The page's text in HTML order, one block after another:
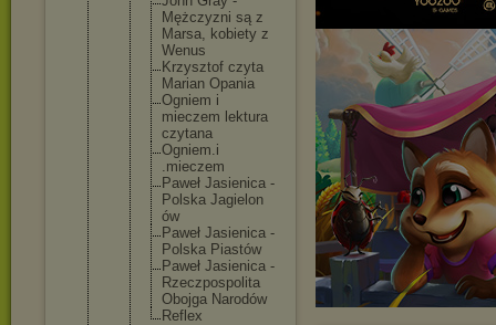
Mężczyzni są z
Marsa, kobiety z
Wenus
Krzysztof czyta
Marian Opania
Ogniem i
mieczem lektura
czytana
Ogniem.i
.mieczem
Paweł Jasienica -
Polska Jagielon
ów
Paweł Jasienica -
Polska Piastów
Paweł Jasienica -
Rzeczpospolita
Obojga Narodów
Reflex